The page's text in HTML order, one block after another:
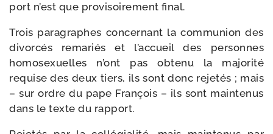
port n’est que pro­vi­soi­re­ment final.
Trois para­graphes concer­nant la com­mu­nion des
divor­cés rema­riés et l’accueil des per­sonnes
homo­sexuelles n’ont pas obte­nu la majo­ri­té
requise des deux tiers, ils sont donc reje­tés ; mais
– sur ordre du pape François – ils sont main­te­nus
dans le texte du rapport.